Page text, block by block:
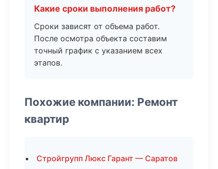
Какие сроки выполнения работ?
Сроки зависят от объема работ.
После осмотра объекта составим
точный график с указанием всех
этапов.
Похожие компании: Ремонт
квартир
Стройгрупп Люкс Гарант — Саратов